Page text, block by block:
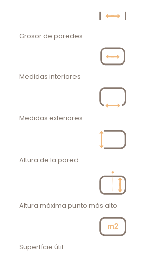
Grosor de paredes
Medidas interiores
Medidas exteriores
Altura de la pared
Altura máxima punto más alto
Superfície útil